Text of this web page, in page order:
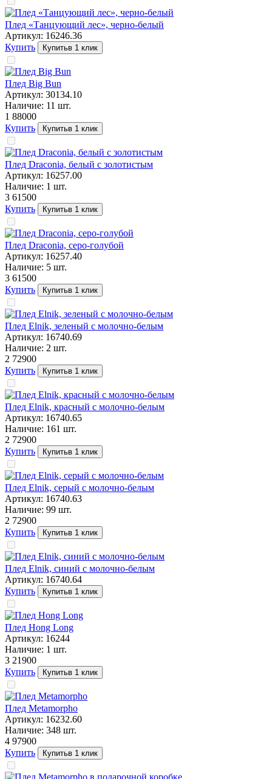
Плед «Танцующий лес», черно-белый
Артикул: 16246.36
Купить
Купитьв 1 клик
Плед Big Bun
Артикул: 30134.10
Наличие: 11 шт.
1 88000
Купить
Купитьв 1 клик
Плед Draconia, белый с золотистым
Артикул: 16257.00
Наличие: 1 шт.
3 61500
Купить
Купитьв 1 клик
Плед Draconia, серо-голубой
Артикул: 16257.40
Наличие: 5 шт.
3 61500
Купить
Купитьв 1 клик
Плед Elnik, зеленый с молочно-белым
Артикул: 16740.69
Наличие: 2 шт.
2 72900
Купить
Купитьв 1 клик
Плед Elnik, красный с молочно-белым
Артикул: 16740.65
Наличие: 161 шт.
2 72900
Купить
Купитьв 1 клик
Плед Elnik, серый с молочно-белым
Артикул: 16740.63
Наличие: 99 шт.
2 72900
Купить
Купитьв 1 клик
Плед Elnik, синий с молочно-белым
Артикул: 16740.64
Купить
Купитьв 1 клик
Плед Hong Long
Артикул: 16244
Наличие: 1 шт.
3 21900
Купить
Купитьв 1 клик
Плед Metamorpho
Артикул: 16232.60
Наличие: 348 шт.
4 97900
Купить
Купитьв 1 клик